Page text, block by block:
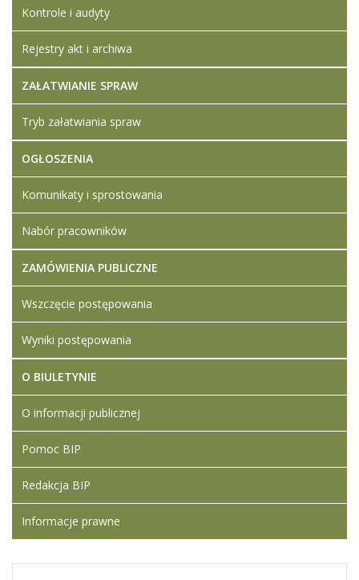
WYŚLIJ LIST
Kontrole i audyty
Rejestry akt i archiwa
ZAŁATWIANIE SPRAW
Tryb załatwiania spraw
OGŁOSZENIA
Komunikaty i sprostowania
Nabór pracowników
ZAMÓWIENIA PUBLICZNE
Wszczęcie postępowania
Wyniki postępowania
O BIULETYNIE
O informacji publicznej
Pomoc BIP
Redakcja BIP
Informacje prawne